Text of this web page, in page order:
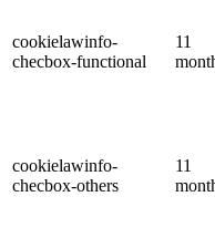
cookielawinfo-
checbox-functional
11
cookielawinfo-
checbox-others
11